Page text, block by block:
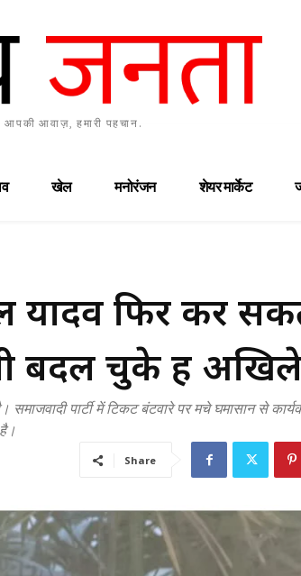
आपकी आवाज़, हमारी पहचान.
खेल मनोरंजन शेयर मार्केट
यादव फिर कर
बदल चुके हैं
पार्टी में टिकट बंटवारे पर मचे घमासान से
Share